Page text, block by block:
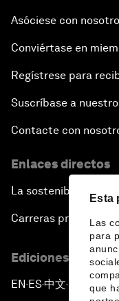
Esta
Las
para
que
Asóciese con
Conviértase en
Regístrese para
Suscríbase a
Contacte con
Enlaces directos
La sostenibilidad en
Carreras
Ediciones en
EN ▪ES▪中文▪ 日本語